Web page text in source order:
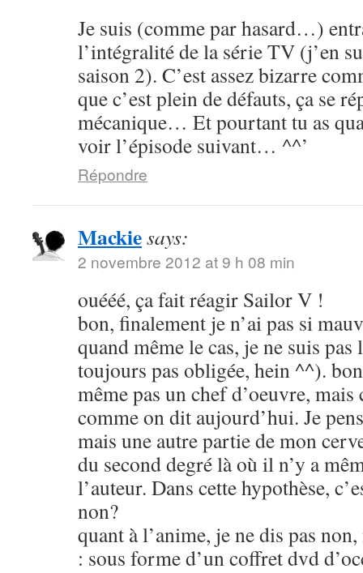
Je suis (comme par hasard…)
l’intégralité de la série TV (j’en
saison 2). C’est assez bizarre
que c’est plein de défauts, ça se
mécanique… Et pourtant tu as
voir l’épisode suivant… ^^’
Répondre
Mackiesays:
2 novembre 2012 at 9 h 08 min
ouééé, ça fait réagir Sailor V !
bon, finalement je n’ai pas si
quand même le cas, je ne suis pas
toujours pas obligée, hein ^^).
même pas un chef d’oeuvre,
comme on dit aujourd’hui. Je
mais une autre partie de mon
du second degré là où il n’y a
l’auteur. Dans cette hypothèse,
non?
quant à l’anime, je ne dis pas
: sous forme d’un coffret dvd